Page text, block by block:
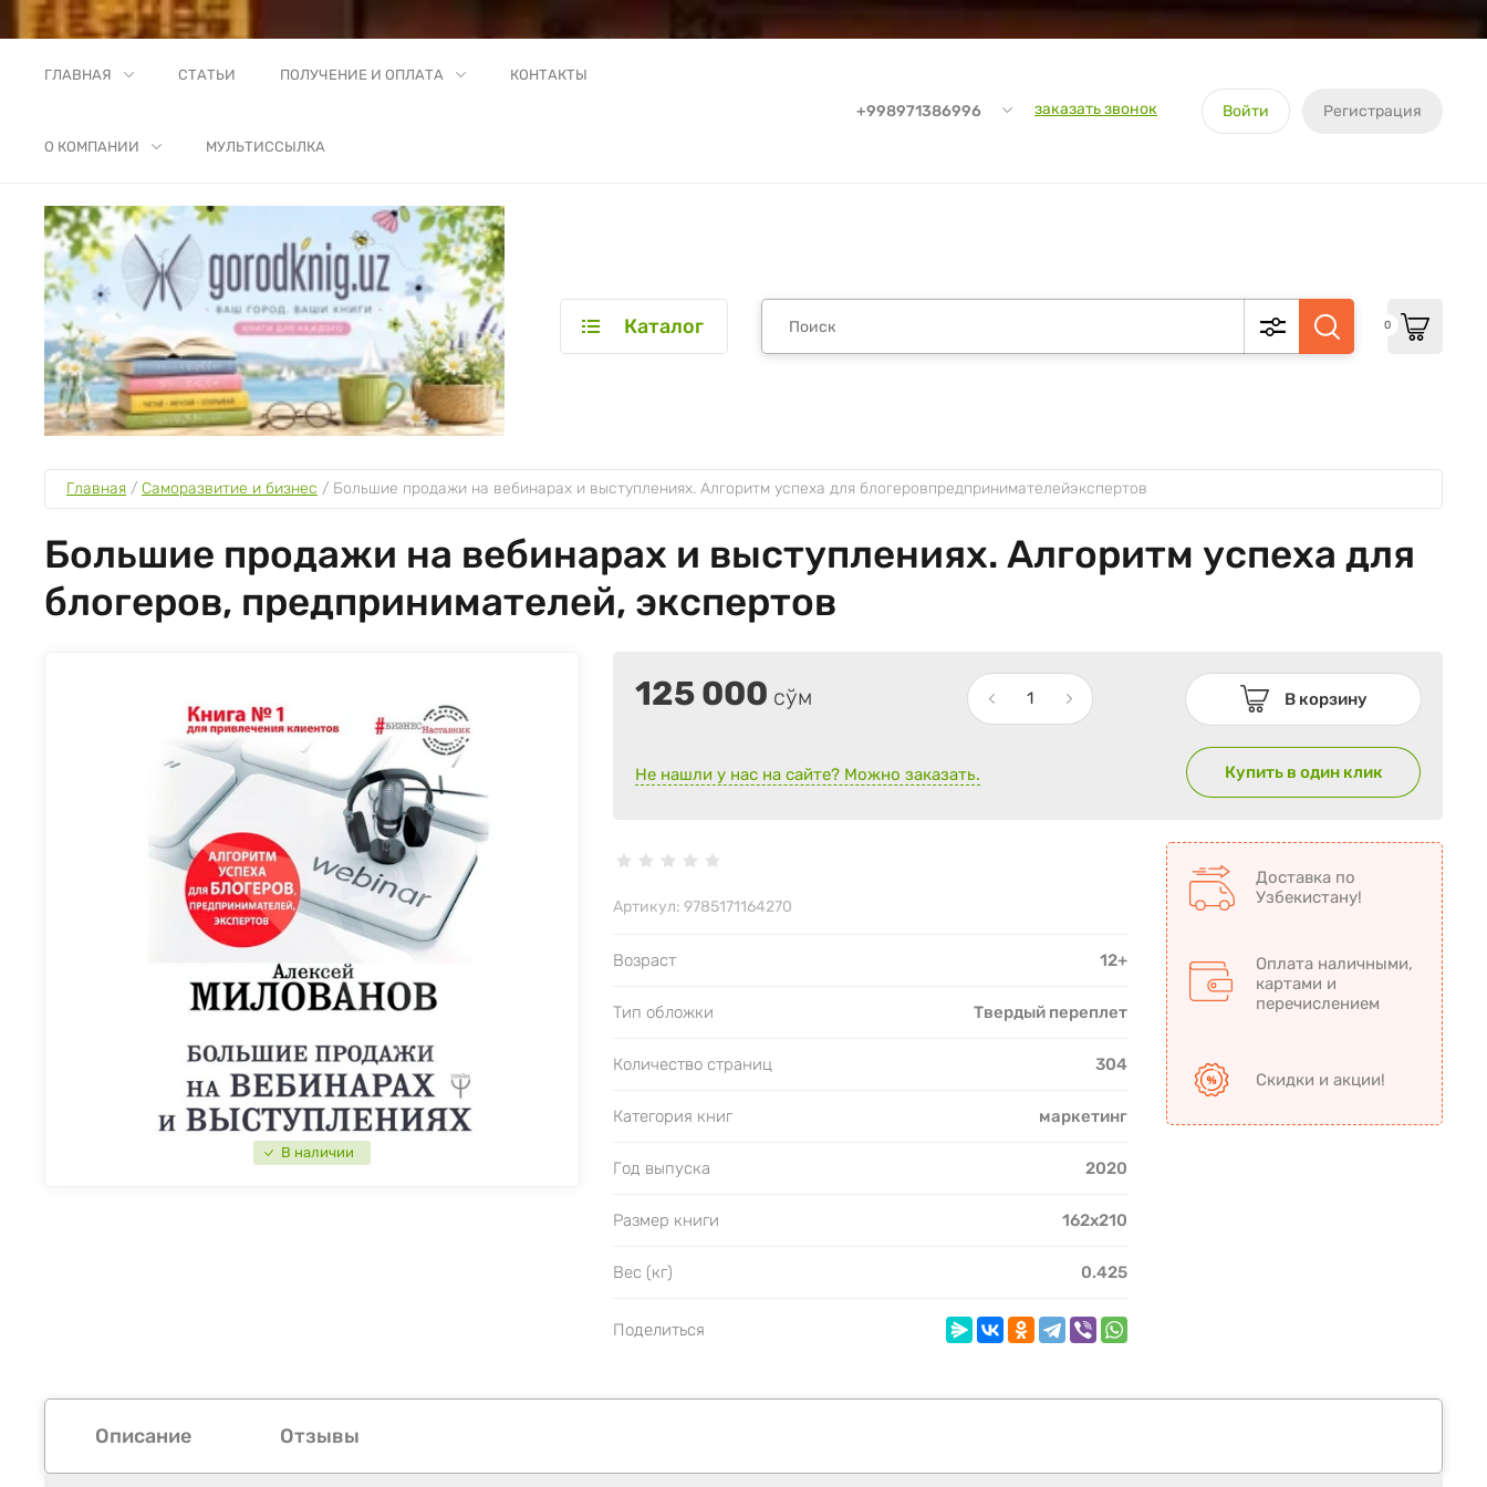
ГЛАВНАЯ СТАТЬИ ПОЛУЧЕНИЕ И ОПЛАТА КОНТАКТЫ
О КОМПАНИИ МУЛЬТИССЫЛКА
+998971386996 заказать звонок Войти Регистрация
Каталог 0
Главная / Саморазвитие и бизнес / Большие продажи на вебинарах и выступлениях. Алгоритм успеха для блогеровпредпринимателейэкспертов
Большие продажи на вебинарах и выступлениях. Алгоритм успеха для
блогеров, предпринимателей, экспертов
В наличии
125 000 сўм В корзину
Купить в один клик
Не нашли у нас на сайте? Можно заказать.
Артикул: 9785171164270
Возраст 12+
Тип обложки Твердый переплет
Количество страниц 304
Категория книг маркетинг
Год выпуска 2020
Размер книги 162х210
Вес (кг) 0.425
Поделиться
Доставка по
Узбекистану!
Оплата наличными,
картами и
перечислением
Скидки и акции!
Описание Отзывы